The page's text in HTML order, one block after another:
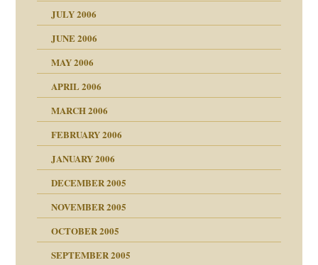
JULY 2006
JUNE 2006
MAY 2006
APRIL 2006
MARCH 2006
FEBRUARY 2006
JANUARY 2006
DECEMBER 2005
NOVEMBER 2005
OCTOBER 2005
SEPTEMBER 2005